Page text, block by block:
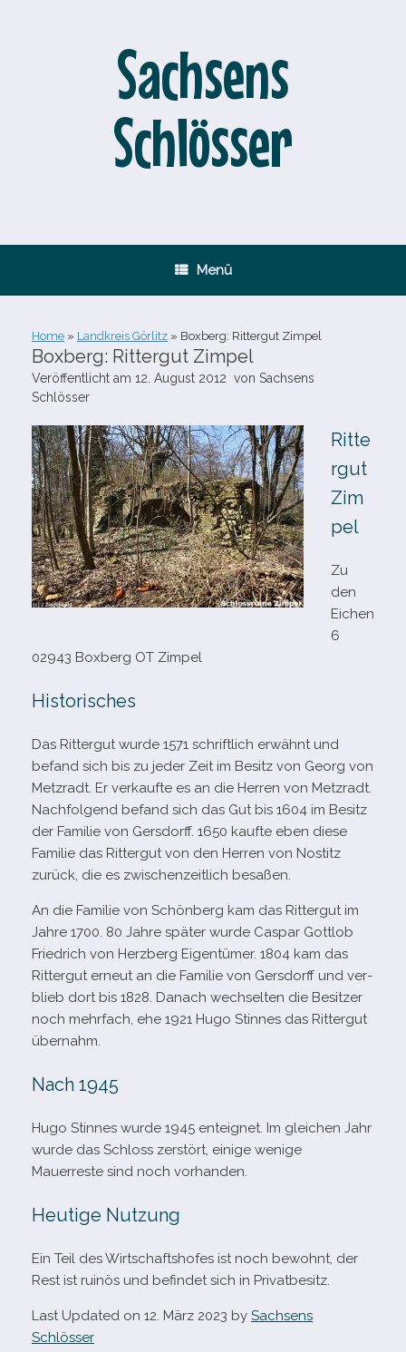
Sachsens
Schlösser
Menü
Home » Landkreis Görlitz » Boxberg: Rittergut Zimpel
Boxberg: Rittergut Zimpel
Veröffentlicht am 12. August 2012 von Sachsens
Schlösser
Ritte
rgut
Zim
pel
Zu
den
Eichen
6
02943 Boxberg OT Zimpel
Historisches
Das Rittergut wurde 1571 schrift­lich erwähnt und
befand sich bis zu jeder Zeit im Besitz von Georg von
Metzradt. Er ver­kaufte es an die Herren von Metzradt.
Nachfolgend befand sich das Gut bis 1604 im Besitz
der Familie von Gersdorff. 1650 kaufte eben diese
Familie das Rittergut von den Herren von Nostitz
zurück, die es zwi­schen­zeit­lich besaßen.
An die Familie von Schönberg kam das Rittergut im
Jahre 1700. 80 Jahre spä­ter wurde Caspar Gottlob
Friedrich von Herzberg Eigentümer. 1804 kam das
Rittergut erneut an die Familie von Gersdorff und ver­
blieb dort bis 1828. Danach wech­sel­ten die Besitzer
noch mehr­fach, ehe 1921 Hugo Stinnes das Rittergut
übernahm.
Nach 1945
Hugo Stinnes wurde 1945 ent­eig­net. Im glei­chen Jahr
wurde das Schloss zer­stört, einige wenige
Mauerreste sind noch vorhanden.
Heutige Nutzung
Ein Teil des Wirtschaftshofes ist noch bewohnt, der
Rest ist rui­nös und befin­det sich in Privatbesitz.
Last Updated on 12. März 2023 by Sachsens
Schlösser